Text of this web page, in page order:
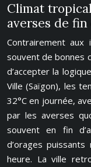
Climat
averses de
Contrairement
souvent de bonnes
d’accepter la
Ville (Saïgon), les
32°C en journée,
par les averses
souvent en fin
d’orages
heure. La ville